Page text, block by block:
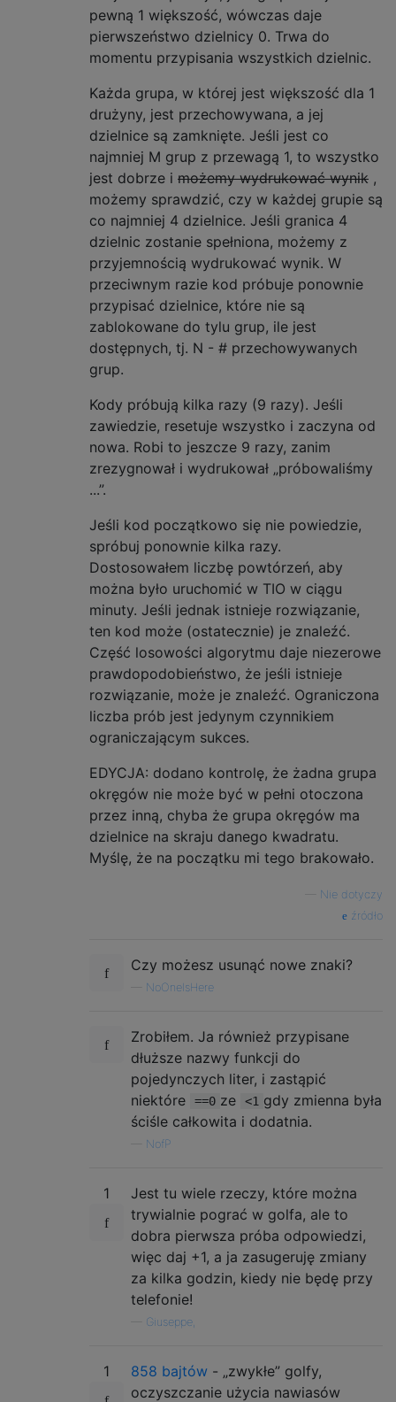
pewną 1 większość, wówczas daje
pierwszeństwo dzielnicy 0. Trwa do
momentu przypisania wszystkich dzielnic.
Każda grupa, w której jest większość dla 1
drużyny, jest przechowywana, a jej
dzielnice są zamknięte. Jeśli jest co
najmniej M grup z przewagą 1, to wszystko
jest dobrze i możemy wydrukować wynik ,
możemy sprawdzić, czy w każdej grupie są
co najmniej 4 dzielnice. Jeśli granica 4
dzielnic zostanie spełniona, możemy z
przyjemnością wydrukować wynik. W
przeciwnym razie kod próbuje ponownie
przypisać dzielnice, które nie są
zablokowane do tylu grup, ile jest
dostępnych, tj. N - # przechowywanych
grup.
Kody próbują kilka razy (9 razy). Jeśli
zawiedzie, resetuje wszystko i zaczyna od
nowa. Robi to jeszcze 9 razy, zanim
zrezygnował i wydrukował „próbowaliśmy
...”.
Jeśli kod początkowo się nie powiedzie,
spróbuj ponownie kilka razy.
Dostosowałem liczbę powtórzeń, aby
można było uruchomić w TIO w ciągu
minuty. Jeśli jednak istnieje rozwiązanie,
ten kod może (ostatecznie) je znaleźć.
Część losowości algorytmu daje niezerowe
prawdopodobieństwo, że jeśli istnieje
rozwiązanie, może je znaleźć. Ograniczona
liczba prób jest jedynym czynnikiem
ograniczającym sukces.
EDYCJA: dodano kontrolę, że żadna grupa
okręgów nie może być w pełni otoczona
przez inną, chyba że grupa okręgów ma
dzielnice na skraju danego kwadratu.
Myślę, że na początku mi tego brakowało.
Nie dotyczy
źródło
Czy możesz usunąć nowe znaki?
NoOneIsHere
Zrobiłem. Ja również przypisane
dłuższe nazwy funkcji do
pojedynczych liter, i zastąpić
niektóre
==0 ze <1 gdy zmienna była
ściśle całkowita i dodatnia.
NofP
1
Jest tu wiele rzeczy, które można
trywialnie pograć w golfa, ale to
dobra pierwsza próba odpowiedzi,
więc daj +1, a ja zasugeruję zmiany
za kilka godzin, kiedy nie będę przy
telefonie!
Giuseppe,
1 858 bajtów - „zwykłe” golfy,
oczyszczanie użycia nawiasów